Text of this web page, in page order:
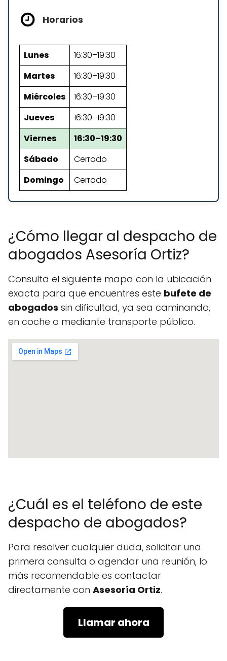
Horarios
Lunes
16:30–19:30
Martes
16:30–19:30
Miércoles
16:30–19:30
Jueves
16:30–19:30
Viernes
16:30–19:30
Sábado
Cerrado
Domingo
Cerrado
¿Cómo llegar al despacho de
abogados Asesoría Ortiz?
Consulta el siguiente mapa con la ubicación
exacta para que encuentres este bufete de
abogados sin dificultad, ya sea caminando,
en coche o mediante transporte público.
¿Cuál es el teléfono de este
despacho de abogados?
Para resolver cualquier duda, solicitar una
primera consulta o agendar una reunión, lo
más recomendable es contactar
directamente con Asesoría Ortiz.
Llamar ahora